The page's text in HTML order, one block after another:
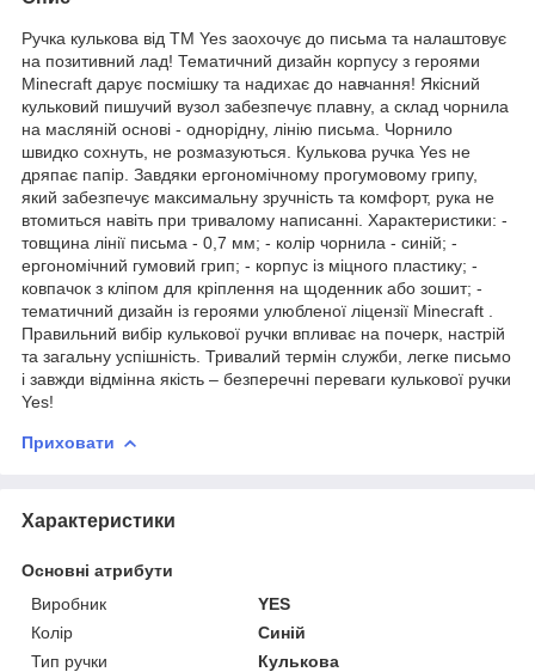
Ручка кулькова від ТМ Yes заохочує до письма та налаштовує
на позитивний лад! Тематичний дизайн корпусу з героями
Minecraft дарує посмішку та надихає до навчання! Якісний
кульковий пишучий вузол забезпечує плавну, а склад чорнила
на масляній основі - однорідну, лінію письма. Чорнило
швидко сохнуть, не розмазуються. Кулькова ручка Yes не
дряпає папір. Завдяки ергономічному прогумовому грипу,
який забезпечує максимальну зручність та комфорт, рука не
втомиться навіть при тривалому написанні. Характеристики: -
товщина лінії письма - 0,7 мм; - колір чорнила - синій; -
ергономічний гумовий грип; - корпус із міцного пластику; -
ковпачок з кліпом для кріплення на щоденник або зошит; -
тематичний дизайн із героями улюбленої ліцензії Minecraft .
Правильний вибір кулькової ручки впливає на почерк, настрій
та загальну успішність. Тривалий термін служби, легке письмо
і завжди відмінна якість – безперечні переваги кулькової ручки
Yes!
Приховати
Характеристики
Основні атрибути
Виробник
YES
Колір
Синій
Тип ручки
Кулькова